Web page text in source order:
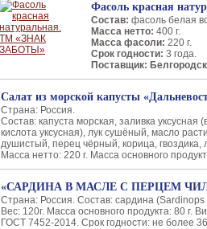
Фасоль красная
Состав: фасоль белая
Масса нетто: 400 г.
Масса фасоли: 220 г.
Срок годности: 3 года.
Поставщик:
Салат из морской капусты
Страна: Россия.
Состав: капуста морская, заливка
кислота уксусная), лук сушёный, масло
душистый, перец чёрный, корица, гвоздика,
Масса нетто: 220 г. Масса основного
«САРДИНА В МАСЛЕ С ПЕРЦЕМ
Страна: Россия. Состав: сардина
Вес: 120г. Масса основного продукта: 80 г.
ГОСТ 7452-2014. Срок годности: не более